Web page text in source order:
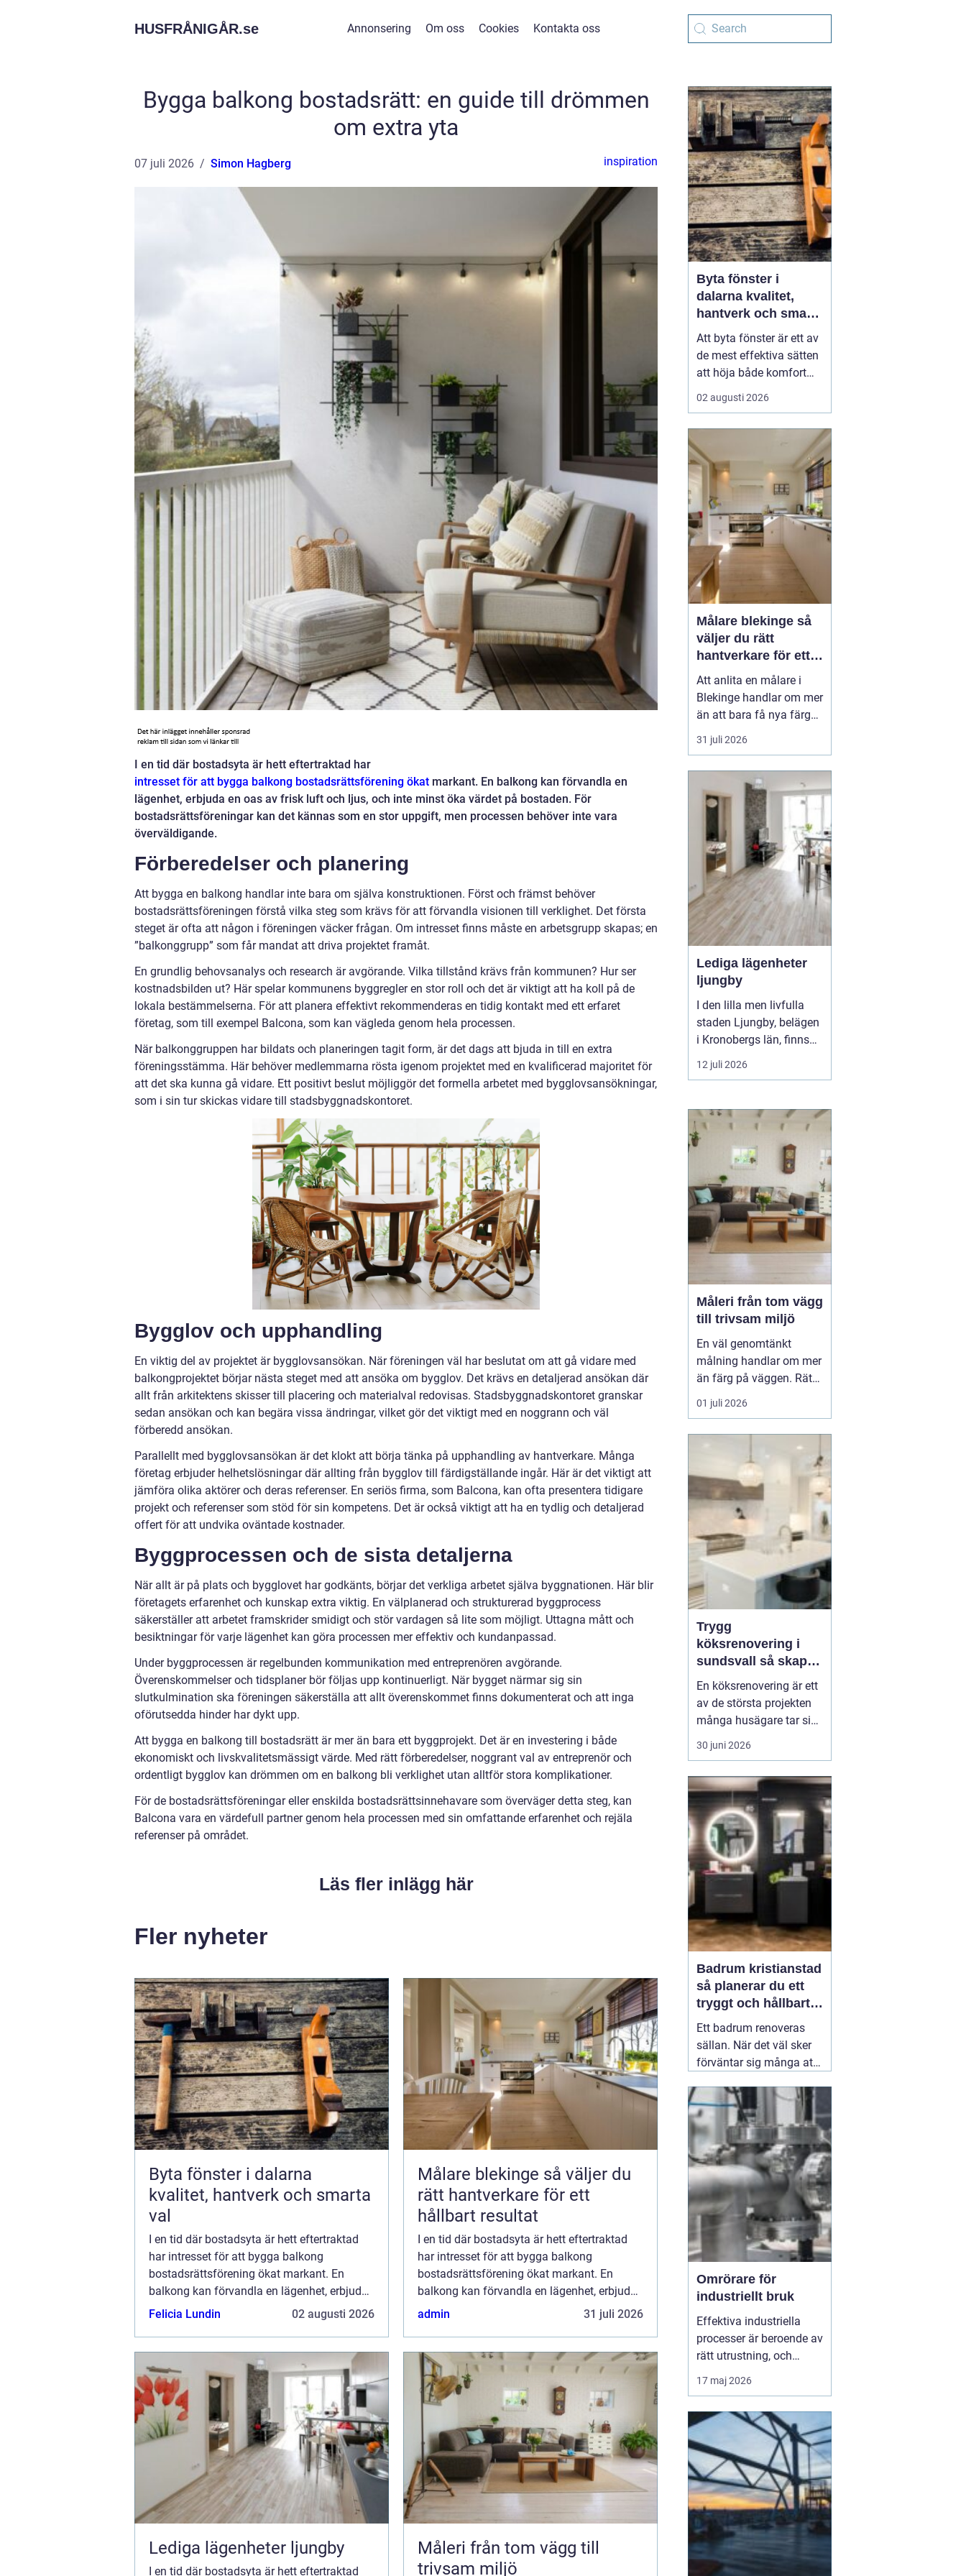
HUSFRÅNIGÅR.se Annonsering Om oss Cookies Kontakta oss
Bygga balkong bostadsrätt: en guide till drömmen
om extra yta
07 juli 2026 Simon Hagberg inspiration
I en tid där bostadsyta är hett eftertraktad har
intresset för att bygga balkong bostadsrättsförening ökat markant. En balkong kan förvandla en
lägenhet, erbjuda en oas av frisk luft och ljus, och inte minst öka värdet på bostaden. För
bostadsrättsföreningar kan det kännas som en stor uppgift, men processen behöver inte vara
överväldigande.
Förberedelser och planering
Att bygga en balkong handlar inte bara om själva konstruktionen. Först och främst behöver
bostadsrättsföreningen förstå vilka steg som krävs för att förvandla visionen till verklighet. Det första
steget är ofta att någon i föreningen väcker frågan. Om intresset finns måste en arbetsgrupp skapas; en
”balkonggrupp” som får mandat att driva projektet framåt.
En grundlig behovsanalys och research är avgörande. Vilka tillstånd krävs från kommunen? Hur ser
kostnadsbilden ut? Här spelar kommunens byggregler en stor roll och det är viktigt att ha koll på de
lokala bestämmelserna. För att planera effektivt rekommenderas en tidig kontakt med ett erfaret
företag, som till exempel Balcona, som kan vägleda genom hela processen.
När balkonggruppen har bildats och planeringen tagit form, är det dags att bjuda in till en extra
föreningsstämma. Här behöver medlemmarna rösta igenom projektet med en kvalificerad majoritet för
att det ska kunna gå vidare. Ett positivt beslut möjliggör det formella arbetet med bygglovsansökningar,
som i sin tur skickas vidare till stadsbyggnadskontoret.
Bygglov och upphandling
En viktig del av projektet är bygglovsansökan. När föreningen väl har beslutat om att gå vidare med
balkongprojektet börjar nästa steget med att ansöka om bygglov. Det krävs en detaljerad ansökan där
allt från arkitektens skisser till placering och materialval redovisas. Stadsbyggnadskontoret granskar
sedan ansökan och kan begära vissa ändringar, vilket gör det viktigt med en noggrann och väl
förberedd ansökan.
Parallellt med bygglovsansökan är det klokt att börja tänka på upphandling av hantverkare. Många
företag erbjuder helhetslösningar där allting från bygglov till färdigställande ingår. Här är det viktigt att
jämföra olika aktörer och deras referenser. En seriös firma, som Balcona, kan ofta presentera tidigare
projekt och referenser som stöd för sin kompetens. Det är också viktigt att ha en tydlig och detaljerad
offert för att undvika oväntade kostnader.
Byggprocessen och de sista detaljerna
När allt är på plats och bygglovet har godkänts, börjar det verkliga arbetet själva byggnationen. Här blir
företagets erfarenhet och kunskap extra viktig. En välplanerad och strukturerad byggprocess
säkerställer att arbetet framskrider smidigt och stör vardagen så lite som möjligt. Uttagna mått och
besiktningar för varje lägenhet kan göra processen mer effektiv och kundanpassad.
Under byggprocessen är regelbunden kommunikation med entreprenören avgörande.
Överenskommelser och tidsplaner bör följas upp kontinuerligt. När bygget närmar sig sin
slutkulmination ska föreningen säkerställa att allt överenskommet finns dokumenterat och att inga
oförutsedda hinder har dykt upp.
Att bygga en balkong till bostadsrätt är mer än bara ett byggprojekt. Det är en investering i både
ekonomiskt och livskvalitetsmässigt värde. Med rätt förberedelser, noggrant val av entreprenör och
ordentligt bygglov kan drömmen om en balkong bli verklighet utan alltför stora komplikationer.
För de bostadsrättsföreningar eller enskilda bostadsrättsinnehavare som överväger detta steg, kan
Balcona vara en värdefull partner genom hela processen med sin omfattande erfarenhet och rejäla
referenser på området.
Läs fler inlägg här
Fler nyheter
Byta fönster i dalarna
kvalitet, hantverk och smarta
val
I en tid där bostadsyta är hett eftertraktad
har intresset för att bygga balkong
bostadsrättsförening ökat markant. En
balkong kan förvandla en lägenhet, erbjuda
en oas av frisk luft och ljus, och inte minst
Felicia Lundin 02 augusti 2026
Målare blekinge så väljer du
rätt hantverkare för ett
hållbart resultat
I en tid där bostadsyta är hett eftertraktad
har intresset för att bygga balkong
bostadsrättsförening ökat markant. En
balkong kan förvandla en lägenhet, erbjuda
en oas av frisk luft och ljus, och inte minst
admin 31 juli 2026
Lediga lägenheter ljungby
I en tid där bostadsyta är hett eftertraktad
Måleri från tom vägg till
trivsam miljö
Byta fönster i
dalarna kvalitet,
hantverk och smarta
val
Att byta fönster är ett av
de mest effektiva sätten
att höja både komfort
och värde på ett hus. I
Dalarna spelar
utseende och tradition
stor roll. Många vill
kombinera bättre
energiprestanda med
klassisk karaktär,
oavsett om huset lig...
02 augusti 2026
Målare blekinge så
väljer du rätt
hantverkare för ett
hållbart resultat
Att anlita en målare i
Blekinge handlar om mer
än att bara få nya färger
på väggarna. En skicklig
målare kan förvandla ett
hem, skydda fasaden
mot väder och vind och
höja värdet på hela
fastigheten. Samtidigt
innebär fel v...
31 juli 2026
Lediga lägenheter
ljungby
I den lilla men livfulla
staden Ljungby, belägen
i Kronobergs län, finns
en dynamisk marknad
för bostadssökande.
Ljungbyhar blivit ett hett
ämne för många, då
staden erbjuder en u...
12 juli 2026
Måleri från tom vägg
till trivsam miljö
En väl genomtänkt
målning handlar om mer
än färg på väggen. Rätt
kulörer, noggrant
underarbete och en
förändra hur ett hem
eller en arbetsplats
upplevs. Med
måleri
går
det att s...
01 juli 2026
Trygg
köksrenovering i
sundsvall så skapar
du ett kök som
håller länge
En köksrenovering är ett
av de största projekten
många husägare tar sig
an. Kostnaderna är ofta
höga, arbetet påverkar
ska hålla i många år. För
den som planerar
köksrenovering...
30 juni 2026
Badrum kristianstad
så planerar du ett
tryggt och hållbart
badrumsprojekt
Ett badrum renoveras
sällan. När det väl sker
förväntar sig många att
2030 år. Därför spelar
planering, materialval
och val av hantverkare
stor roll. För den som
funderar på03 juni 2026
Omrörare för
industriellt bruk
Effektiva industriella
processer är beroende av
rätt utrustning, och
omrörare
central roll i många
verktyg är nödvändiga
f&oum...
17 maj 2026